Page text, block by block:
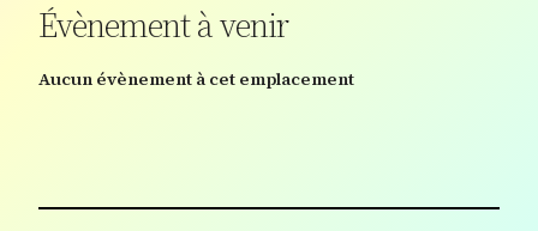
Évènement à venir
Aucun évènement à cet emplacement